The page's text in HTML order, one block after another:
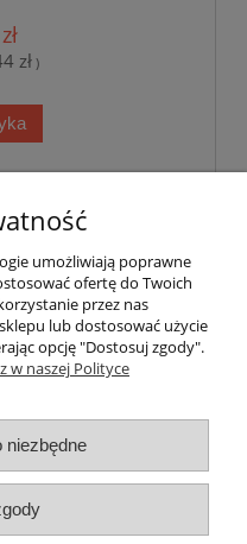
zł)
10 11
umożliwiają poprawne
ofertę do Twoich
przez nas
lub dostosować użycie
opcję "Dostosuj zgody".
w naszej Polityce
niezbędne